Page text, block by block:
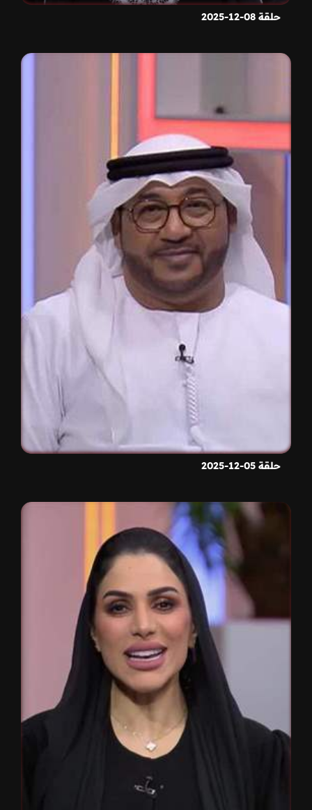
حلقة 08-12-2025
حلقة 05-12-2025